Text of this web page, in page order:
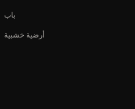
باب
أرضية خشبية